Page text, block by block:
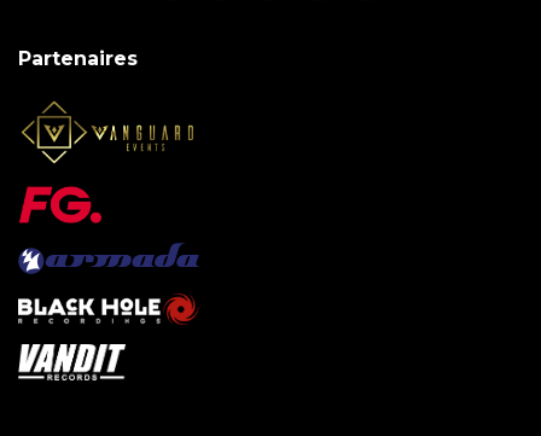
Partenaires